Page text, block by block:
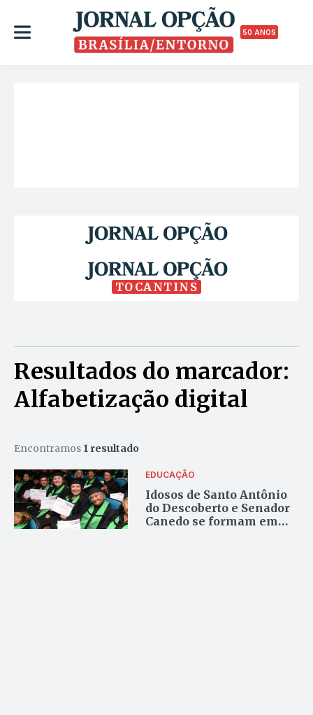
50 ANOS
TOCANTINS
Resultados do marcador:
Alfabetização digital
Encontramos 1 resultado
EDUCAÇÃO
Idosos de Santo Antônio
do Descoberto e Senador
Canedo se formam em